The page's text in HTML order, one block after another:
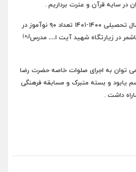
در سایه قرآن و عترت برداریم .
لازم به توضیح است در سال تحصیلی ۱۴۰۰-۱۴۰۱ تعداد ۹۰ نوآموز در
در زیارتگاه شهید آیت ا… مدرس(ره)
می توان به اجرای صلوات خاصه حضرت رضا
یابود و بسته متبرک و مسابقه فرهنگی
داشت .